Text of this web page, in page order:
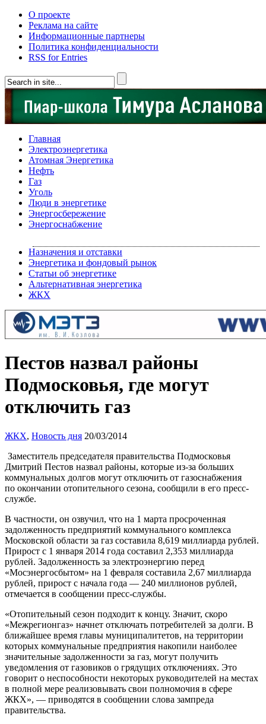
О проекте
Реклама на сайте
Информационные партнеры
Политика конфиденциальности
RSS for Entries
Главная
Электроэнергетика
Атомная Энергетика
Нефть
Газ
Уголь
Люди в энергетике
Энергосбережение
Энергоснабжение
Назначения и отставки
Энергетика и фондовый рынок
Статьи об энергетике
Альтернативная энергетика
ЖКХ
Пестов назвал районы
Подмосковья, где могут
отключить газ
ЖКХ, Новость дня 20/03/2014
Заместитель председателя правительства Подмосковья
Дмитрий Пестов назвал районы, которые из-за больших
коммунальных долгов могут отключить от газоснабжения
по окончании отопительного сезона, сообщили в его пресс-
службе.
В частности, он озвучил, что на 1 марта просроченная
задолженность предприятий коммунального комплекса
Московской области за газ составила 8,619 миллиарда рублей.
Прирост с 1 января 2014 года составил 2,353 миллиарда
рублей. Задолженность за электроэнергию перед
«Мосэнергосбытом» на 1 февраля составила 2,67 миллиарда
рублей, прирост с начала года — 240 миллионов рублей,
отмечается в сообщении пресс-службы.
«Отопительный сезон подходит к концу. Значит, скоро
«Межрегионгаз» начнет отключать потребителей за долги. В
ближайшее время главы муниципалитетов, на территории
которых коммунальные предприятия накопили наиболее
значительные задолженности за газ, могут получить
уведомления от газовиков о грядущих отключениях. Это
говорит о неспособности некоторых руководителей на местах
в полной мере реализовывать свои полномочия в сфере
ЖКХ», — приводятся в сообщении слова зампреда
правительства.